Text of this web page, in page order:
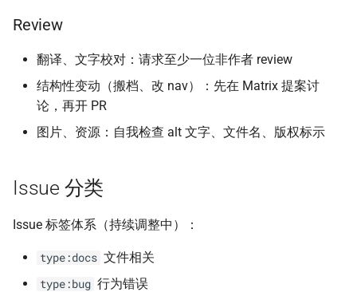
Review
翻译、文字校对：请求至少一位非作者 review
结构性变动（搬档、改 nav）：先在 Matrix 提案讨
论，再开 PR
图片、资源：自我检查 alt 文字、文件名、版权标示
Issue 分类
Issue 标签体系（持续调整中）：
type:docs 文件相关
type:bug 行为错误